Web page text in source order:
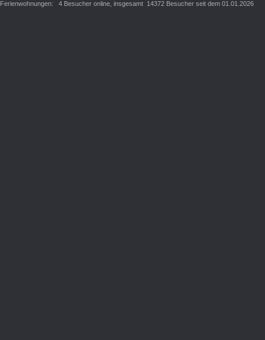
Ferienwohnungen: 4 Besucher online, insgesamt 14372 Besucher seit dem 01.01.2026